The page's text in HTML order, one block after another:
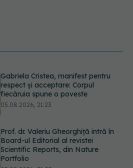
Prof. dr. Valeriu Gheorghiță intră în
Board-ul Editorial al revistei
Scientific Reports, din Nature
Portfolio
Testul de 10 minute care poate
arăta dacă ai nevoie de statine,
chiar dacă ai colesterolul normal
05.08.2026, 19:42